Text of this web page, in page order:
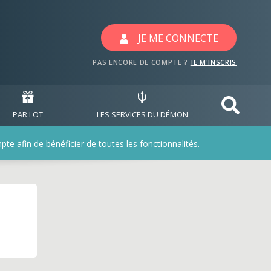
JE ME CONNECTE
PAS ENCORE DE COMPTE ? JE M'INSCRIS
PAR LOT LES SERVICES DU DÉMON
afin de bénéficier de toutes les fonctionnalités.